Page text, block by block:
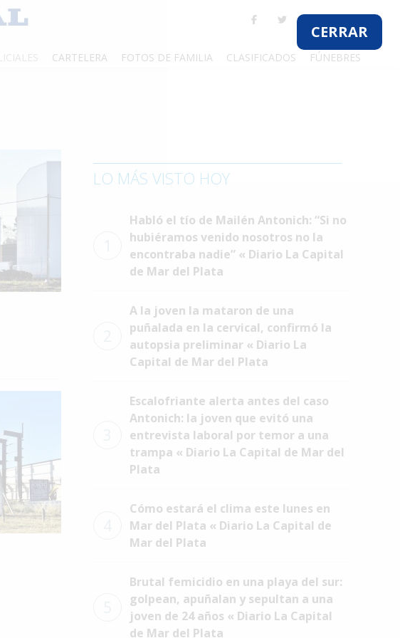
CERRAR
CARTELERA FOTOS DE FAMILIA CLASIFICADOS FÚNEBRES
LO MÁS VISTO HOY
Habló el tío de Mailén Antonich: “Si no
hubiéramos venido nosotros no la
encontraba nadie” « Diario La Capital
de Mar del Plata
A la joven la mataron de una
puñalada en la cervical, confirmó la
autopsia preliminar « Diario La
Capital de Mar del Plata
Escalofriante alerta antes del caso
Antonich: la joven que evitó una
entrevista laboral por temor a una
trampa « Diario La Capital de Mar del
Plata
Cómo estará el clima este lunes en
Mar del Plata « Diario La Capital de
Mar del Plata
Brutal femicidio en una playa del sur:
golpean, apuñalan y sepultan a una
joven de 24 años « Diario La Capital
de Mar del Plata